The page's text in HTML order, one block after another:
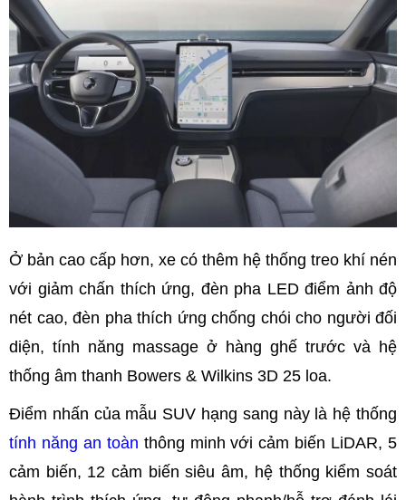
Ở bản cao cấp hơn, xe có thêm hệ thống treo khí nén
với giảm chấn thích ứng, đèn pha LED điểm ảnh độ
nét cao, đèn pha thích ứng chống chói cho người đối
diện, tính năng massage ở hàng ghế trước và hệ
thống âm thanh Bowers & Wilkins 3D 25 loa.
Điểm nhấn của mẫu SUV hạng sang này là hệ thống
tính năng an toàn thông minh với cảm biến LiDAR, 5
cảm biến, 12 cảm biến siêu âm, hệ thống kiểm soát